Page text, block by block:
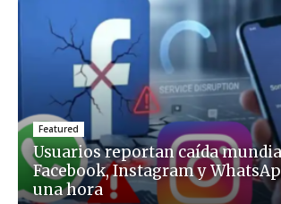
Featured
Usuarios reportan caída
Facebook, Instagram y
una hora